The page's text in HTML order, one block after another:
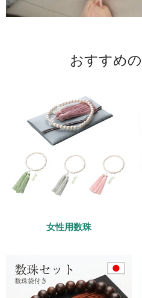
おすすめ
女性用数珠